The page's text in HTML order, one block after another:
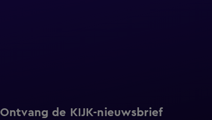
Ontvang de KIJK-nieuwsbrief